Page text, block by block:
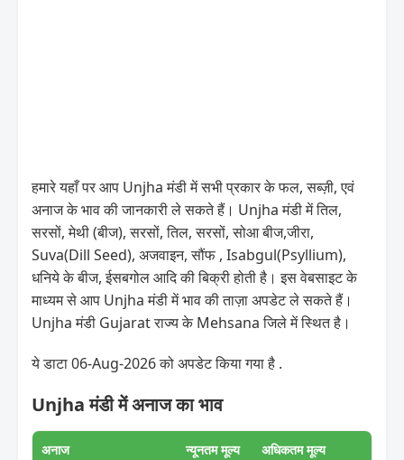
हमारे यहाँ पर आप Unjha मंडी में सभी प्रकार के फल, सब्ज़ी, एवं
अनाज के भाव की जानकारी ले सकते हैं। Unjha मंडी में तिल,
सरसों, मेथी (बीज), सरसों, तिल, सरसों, सोआ बीज,जीरा,
Suva(Dill Seed), अजवाइन, सौंफ , Isabgul(Psyllium),
धनिये के बीज, ईसबगोल आदि की बिक्री होती है। इस वेबसाइट के
माध्यम से आप Unjha मंडी में भाव की ताज़ा अपडेट ले सकते हैं।
Unjha मंडी Gujarat राज्य के Mehsana जिले में स्थित है।
ये डाटा 06-Aug-2026 को अपडेट किया गया है .
Unjha मंडी में अनाज का भाव
अनाज न्यूनतम मूल्य अधिकतम मूल्य